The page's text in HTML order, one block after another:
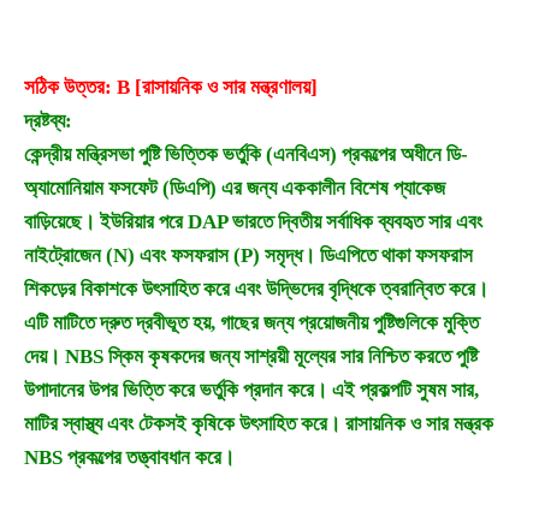
সঠিক উত্তর: B [রাসায়নিক ও সার মন্ত্রণালয়]
দ্রষ্টব্য:
কেন্দ্রীয় মন্ত্রিসভা পুষ্টি ভিত্তিক ভর্তুকি (এনবিএস) প্রকল্পের অধীনে ডি-
অ্যামোনিয়াম ফসফেট (ডিএপি) এর জন্য এককালীন বিশেষ প্যাকেজ
বাড়িয়েছে। ইউরিয়ার পরে DAP ভারতে দ্বিতীয় সর্বাধিক ব্যবহৃত সার এবং
নাইট্রোজেন (N) এবং ফসফরাস (P) সমৃদ্ধ। ডিএপিতে থাকা ফসফরাস
শিকড়ের বিকাশকে উৎসাহিত করে এবং উদ্ভিদের বৃদ্ধিকে ত্বরান্বিত করে।
এটি মাটিতে দ্রুত দ্রবীভূত হয়, গাছের জন্য প্রয়োজনীয় পুষ্টিগুলিকে মুক্তি
দেয়। NBS স্কিম কৃষকদের জন্য সাশ্রয়ী মূল্যের সার নিশ্চিত করতে পুষ্টি
উপাদানের উপর ভিত্তি করে ভর্তুকি প্রদান করে। এই প্রকল্পটি সুষম সার,
মাটির স্বাস্থ্য এবং টেকসই কৃষিকে উৎসাহিত করে। রাসায়নিক ও সার মন্ত্রক
NBS প্রকল্পের তত্ত্বাবধান করে।